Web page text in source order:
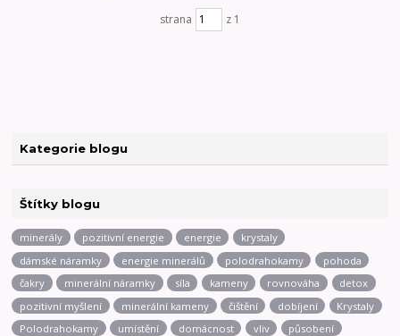
Kategorie blogu
Štítky blogu
minerály pozitivní energie energie
krystaly
dámské náramky
energie minerálů polodrahokamy
pohoda
čakry
minerální náramky síla kameny rovnováha
detox
pozitivní myšlení
minerální kameny čištění dobíjení
Krystaly
Polodrahokamy
umístění domácnost vliv
působení
strana z 1